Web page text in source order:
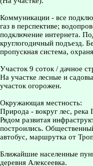
Коммуникации - все
газ в перспективе;
подключение интернета.
круглогодичный подъезд.
пропускная система,
Участок 9 соток / дачное
На участке лесные и
участок огорожен.
Окружающая местность:
Природа - вокруг лес, река
Рядом развитая
построились.
автобус, маршрутка от
Ближайшие населенные
деревня Алексеевка.